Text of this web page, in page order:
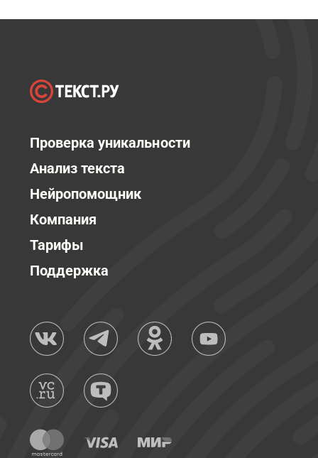
Проверка уникальности
Анализ текста
Нейропомощник
Компания
Тарифы
Поддержка